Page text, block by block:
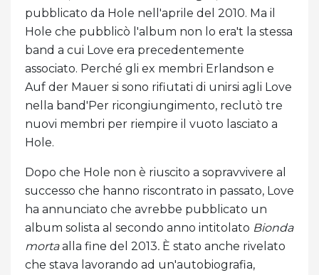
pubblicato da Hole nell'aprile del 2010. Ma il
Hole che pubblicò l'album non lo era't la stessa
band a cui Love era precedentemente
associato. Perché gli ex membri Erlandson e
Auf der Mauer si sono rifiutati di unirsi agli Love
nella band'Per ricongiungimento, reclutò tre
nuovi membri per riempire il vuoto lasciato a
Hole.
Dopo che Hole non è riuscito a sopravvivere al
successo che hanno riscontrato in passato, Love
ha annunciato che avrebbe pubblicato un
album solista al secondo anno intitolato Bionda
mortaalla fine del 2013. È stato anche rivelato
che stava lavorando ad un'autobiografia,